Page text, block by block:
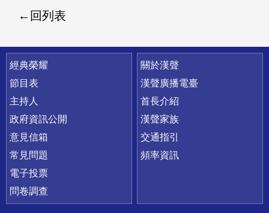
回列表
快速連結
經典榮耀
節目表
主持人
政府資訊公開
意見信箱
常見問題
電子投票
問卷調查
關於漢聲
漢聲廣播電臺
首長介紹
漢聲家族
交通指引
頻率資訊